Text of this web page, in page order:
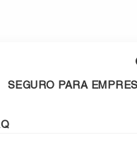
SEGURO PARA